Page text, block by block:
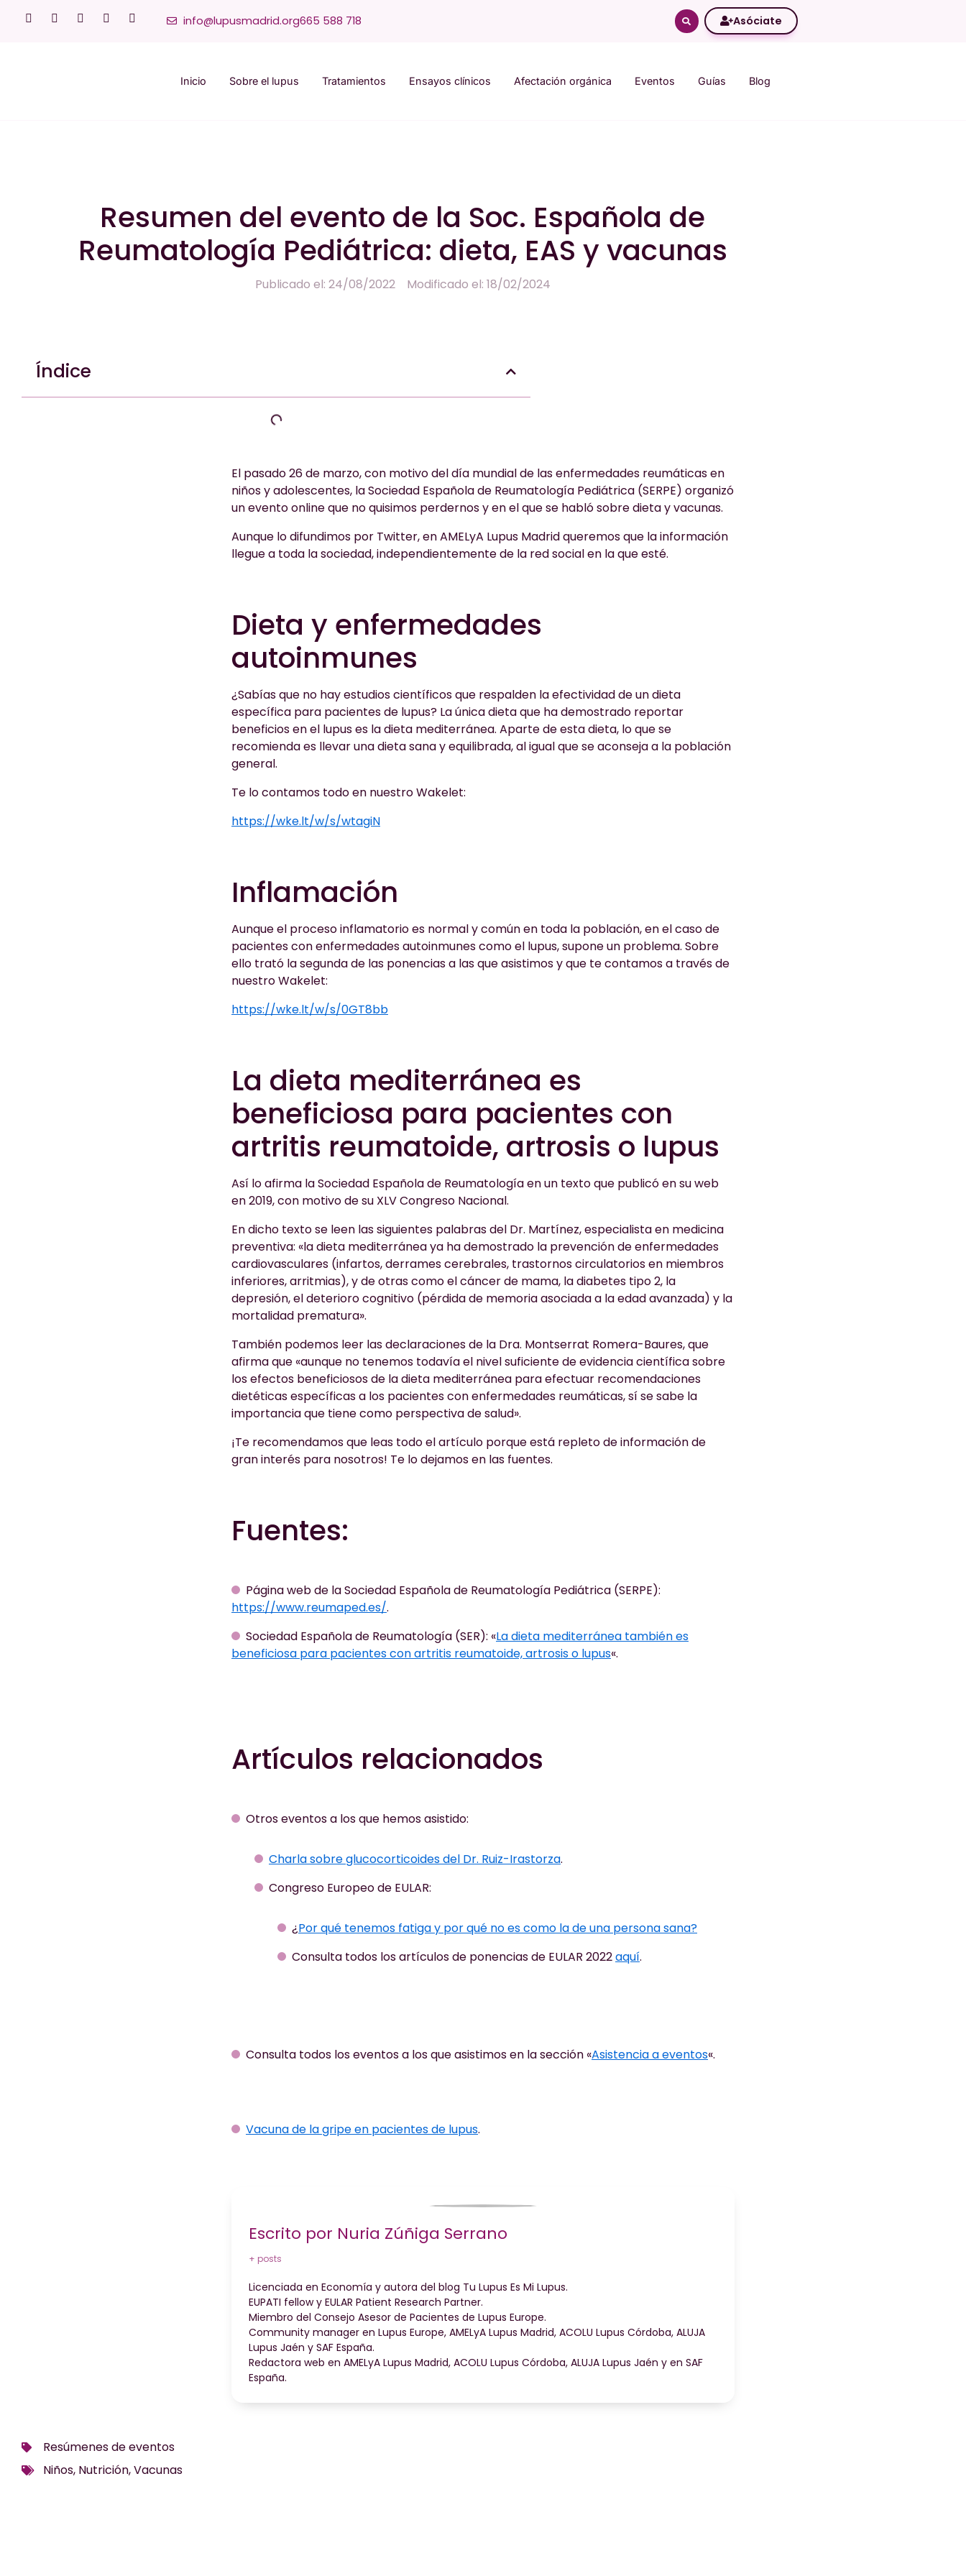
info@lupusmadrid.org665 588 718 Asóciate
Inicio Sobre el lupus Tratamientos Ensayos clínicos Afectación orgánica Eventos Guías Blog
Resumen del evento de la Soc. Española de
Reumatología Pediátrica: dieta, EAS y vacunas
Publicado el: 24/08/2022 Modificado el: 18/02/2024
Índice
El pasado 26 de marzo, con motivo del día mundial de las enfermedades reumáticas en
niños y adolescentes, la Sociedad Española de Reumatología Pediátrica (SERPE) organizó
un evento online que no quisimos perdernos y en el que se habló sobre dieta y vacunas.
Aunque lo difundimos por Twitter, en AMELyA Lupus Madrid queremos que la información
llegue a toda la sociedad, independientemente de la red social en la que esté.
Dieta y enfermedades
autoinmunes
¿Sabías que no hay estudios científicos que respalden la efectividad de un dieta
específica para pacientes de lupus? La única dieta que ha demostrado reportar
beneficios en el lupus es la dieta mediterránea. Aparte de esta dieta, lo que se
recomienda es llevar una dieta sana y equilibrada, al igual que se aconseja a la población
general.
Te lo contamos todo en nuestro Wakelet:
https://wke.lt/w/s/wtagiN
Inflamación
Aunque el proceso inflamatorio es normal y común en toda la población, en el caso de
pacientes con enfermedades autoinmunes como el lupus, supone un problema. Sobre
ello trató la segunda de las ponencias a las que asistimos y que te contamos a través de
nuestro Wakelet:
https://wke.lt/w/s/0GT8bb
La dieta mediterránea es
beneficiosa para pacientes con
artritis reumatoide, artrosis o lupus
Así lo afirma la Sociedad Española de Reumatología en un texto que publicó en su web
en 2019, con motivo de su XLV Congreso Nacional.
En dicho texto se leen las siguientes palabras del Dr. Martínez, especialista en medicina
preventiva: «la dieta mediterránea ya ha demostrado la prevención de enfermedades
cardiovasculares (infartos, derrames cerebrales, trastornos circulatorios en miembros
inferiores, arritmias), y de otras como el cáncer de mama, la diabetes tipo 2, la
depresión, el deterioro cognitivo (pérdida de memoria asociada a la edad avanzada) y la
mortalidad prematura».
También podemos leer las declaraciones de la Dra. Montserrat Romera-Baures, que
afirma que «aunque no tenemos todavía el nivel suficiente de evidencia científica sobre
los efectos beneficiosos de la dieta mediterránea para efectuar recomendaciones
dietéticas específicas a los pacientes con enfermedades reumáticas, sí se sabe la
importancia que tiene como perspectiva de salud».
¡Te recomendamos que leas todo el artículo porque está repleto de información de
gran interés para nosotros! Te lo dejamos en las fuentes.
Fuentes:
Página web de la Sociedad Española de Reumatología Pediátrica (SERPE):
https://www.reumaped.es/.
Sociedad Española de Reumatología (SER): «La dieta mediterránea también es
beneficiosa para pacientes con artritis reumatoide, artrosis o lupus«.
Artículos relacionados
Otros eventos a los que hemos asistido:
Charla sobre glucocorticoides del Dr. Ruiz-Irastorza.
Congreso Europeo de EULAR:
¿Por qué tenemos fatiga y por qué no es como la de una persona sana?
Consulta todos los artículos de ponencias de EULAR 2022aquí.
Consulta todos los eventos a los que asistimos en la sección «Asistencia a eventos«.
Vacuna de la gripe en pacientes de lupus.
Escrito por Nuria Zúñiga Serrano
+ posts
Licenciada en Economía y autora del blog Tu Lupus Es Mi Lupus.
EUPATI fellow y EULAR Patient Research Partner.
Miembro del Consejo Asesor de Pacientes de Lupus Europe.
Community manager en Lupus Europe, AMELyA Lupus Madrid, ACOLU Lupus Córdoba, ALUJA
Lupus Jaén y SAF España.
Redactora web en AMELyA Lupus Madrid, ACOLU Lupus Córdoba, ALUJA Lupus Jaén y en SAF
España.
Resúmenes de eventos
Niños, Nutrición,Vacunas